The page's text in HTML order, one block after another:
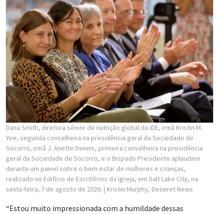
Dana Smith, diretora sênior de nutrição global da iDE, irmã Kristin M.
Yee, segunda conselheira na presidência geral da Sociedade de
Socorro, irmã J. Anette Dennis, primeira conselheira na presidência
geral da Sociedade de Socorro, e o Bispado Presidente aplaudem
durante um painel sobre o bem-estar de mulheres e crianças,
realizado no Edifício de Escritórios da Igreja, em Salt Lake City, na
sexta-feira, 7 de agosto de 2026. | Kristin Murphy, Deseret News
“Estou muito impressionada com a humildade dessas